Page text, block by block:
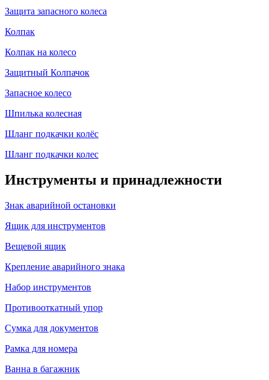
Защита запасного колеса
Колпак
Колпак на колесо
Защитный Колпачок
Запасное колесо
Шпилька колесная
Шланг подкачки колёс
Шланг подкачки колес
Инструменты и принадлежности
Знак аварийной остановки
Ящик для инструментов
Вещевой ящик
Крепление аварийного знака
Набор инструментов
Противооткатный упор
Сумка для документов
Рамка для номера
Ванна в багажник